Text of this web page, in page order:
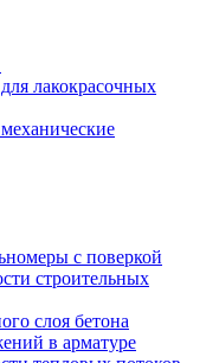
лакокрасочных
с поверкой
строительных
слоя бетона
в арматуре